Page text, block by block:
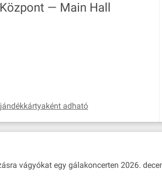
— Main Hall
adható
vágyókat egy gálakoncerten 2026.